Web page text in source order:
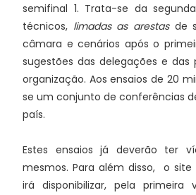
semifinal 1. Trata-se da
técnicos, limadas as arestasde
câmara e cenários após o
sugestões das delegações e das
organização. Aos ensaios de 20
se um conjunto de conferências
país.
Estes ensaios já deverão ter
mesmos. Para além disso, o site
irá disponibilizar, pela primeira